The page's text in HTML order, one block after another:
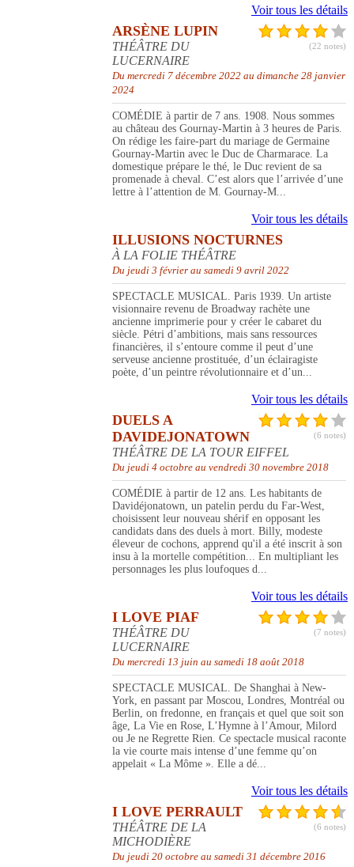
Voir tous les détails
(22 notes)
ARSÈNE LUPIN
THÉÂTRE DU
LUCERNAIRE
Du mercredi 7 décembre 2022 au dimanche 28 janvier
2024
COMÉDIE à partir de 7 ans. 1908. Nous sommes
au château des Gournay-Martin à 3 heures de Paris.
On rédige les faire-part du mariage de Germaine
Gournay-Martin avec le Duc de Charmarace. La
domestique prépare le thé, le Duc revient de sa
promenade à cheval. C’est alors que l’arrivée d’une
lettre à l’attention de M. Gournay-M...
Voir tous les détails
ILLUSIONS NOCTURNES
À LA FOLIE THÉÂTRE
Du jeudi 3 février au samedi 9 avril 2022
SPECTACLE MUSICAL. Paris 1939. Un artiste
visionnaire revenu de Broadway rachète une
ancienne imprimerie pour y créer le cabaret du
siècle. Pétri d’ambitions, mais sans ressources
financières, il s’entoure comme il peut d’une
serveuse ancienne prostituée, d’un éclairagiste
poète, d’un peintre révolutionnaire et d’un...
Voir tous les détails
(6 notes)
DUELS A
DAVIDEJONATOWN
THÉÂTRE DE LA TOUR EIFFEL
Du jeudi 4 octobre au vendredi 30 novembre 2018
COMÉDIE à partir de 12 ans. Les habitants de
Davidéjonatown, un patelin perdu du Far-West,
choisissent leur nouveau shérif en opposant les
candidats dans des duels à mort. Billy, modeste
éleveur de cochons, apprend qu'il a été inscrit à son
insu à la mortelle compétition... En multipliant les
personnages les plus loufoques d...
Voir tous les détails
(7 notes)
I LOVE PIAF
THÉÂTRE DU
LUCERNAIRE
Du mercredi 13 juin au samedi 18 août 2018
SPECTACLE MUSICAL. De Shanghai à New-
York, en passant par Moscou, Londres, Montréal ou
Berlin, on fredonne, en français et quel que soit son
âge, La Vie en Rose, L’Hymne à l’Amour, Milord
ou Je ne Regrette Rien. Ce spectacle musical raconte
la vie courte mais intense d’une femme qu’on
appelait « La Môme ». Elle a dé...
Voir tous les détails
(6 notes)
I LOVE PERRAULT
THÉÂTRE DE LA
MICHODIÈRE
Du jeudi 20 octobre au samedi 31 décembre 2016